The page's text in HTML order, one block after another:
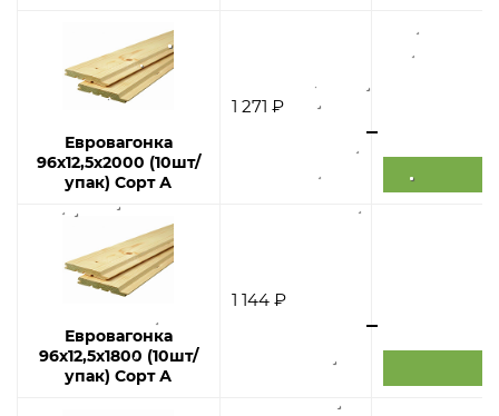
Евровагонка
96х12,5х2000 (10шт/
упак) Сорт А
1 271 ₽
Евровагонка
96х12,5х1800 (10шт/
упак) Сорт А
1 144 ₽